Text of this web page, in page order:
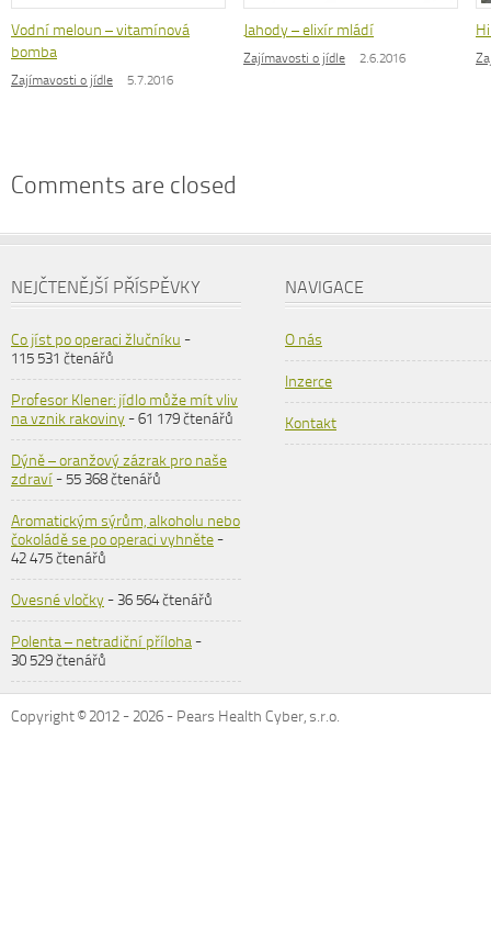
Vodní meloun – vitamínová
bomba
Zajímavosti o jídle 5.7.2016
Jahody – elixír mládí
Zajímavosti o jídle 2.6.2016
Comments are closed
NEJČTENĚJŠÍ PŘÍSPĚVKY
Co jíst po operaci žlučníku -
115 531 čtenářů
Profesor Klener: jídlo může mít vliv
na vznik rakoviny- 61 179 čtenářů
Dýně – oranžový zázrak pro naše
zdraví- 55 368 čtenářů
Aromatickým sýrům, alkoholu nebo
čokoládě se po operaci vyhněte-
42 475 čtenářů
Ovesné vločky- 36 564 čtenářů
Polenta – netradiční příloha-
30 529 čtenářů
NAVIGACE
O nás
Inzerce
Kontakt
Copyright © 2012 -2026 - Pears Health Cyber, s.r.o.